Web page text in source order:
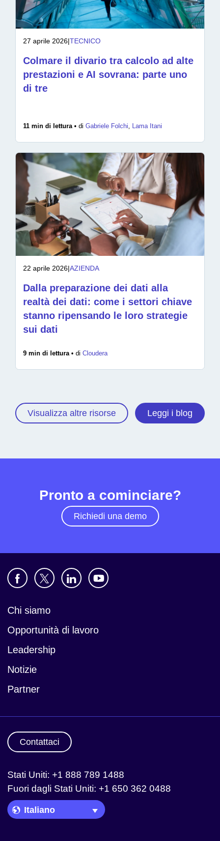
27 aprile 2026|TECNICO
Colmare il divario tra calcolo ad alte
prestazioni e AI sovrana: parte uno
di tre
11 min di lettura • di Gabriele Folchi Lama Itani
22 aprile 2026|AZIENDA
Dalla preparazione dei dati alla
realtà dei dati: come i settori chiave
stanno ripensando le loro strategie
sui dati
9 min di lettura • di Cloudera
Visualizza altre risorse Leggi i blog
Pronto a cominciare?
Richiedi una demo
Chi siamo
Opportunità di lavoro
Leadership
Notizie
Partner
Contattaci
Stati Uniti: +1 888 789 1488
Fuori dagli Stati Uniti: +1 650 362 0488
Language Picker